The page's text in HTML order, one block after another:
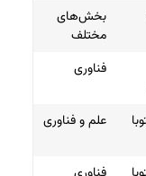
بخش‌های
مختلف
فناوری
علم و فناوری